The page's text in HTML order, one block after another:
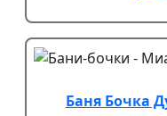
Баня Бочка